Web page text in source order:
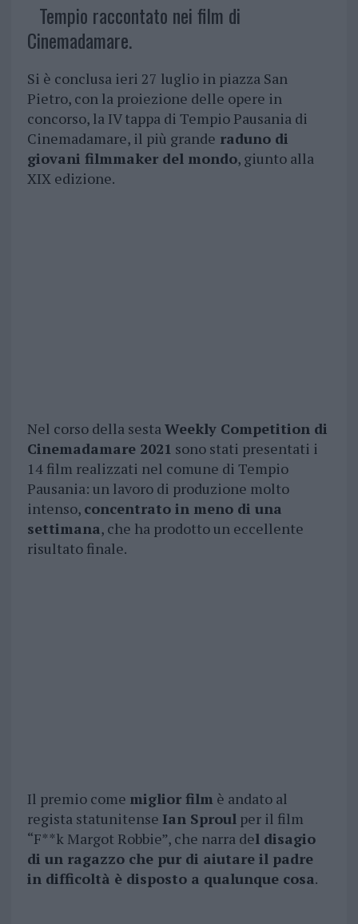
Tempio raccontato nei film di
Cinemadamare.
Si è conclusa ieri 27 luglio in piazza San
Pietro, con la proiezione delle opere in
concorso, la IV tappa di Tempio Pausania di
Cinemadamare, il più grande raduno di
giovani filmmaker del mondo, giunto alla
XIX edizione.
Nel corso della sestaWeekly Competition di
Cinemadamare 2021 sono stati presentati i
14 film realizzati nel comune di Tempio
Pausania: un lavoro di produzione molto
intenso, concentrato in meno di una
settimana, che ha prodotto un eccellente
risultato finale.
Il premio come miglior film è andato al
regista statunitense Ian Sproulper il film
“F**k Margot Robbie”, che narra del disagio
di un ragazzo che pur di aiutare il padre
in difficoltà è disposto a qualunque cosa.